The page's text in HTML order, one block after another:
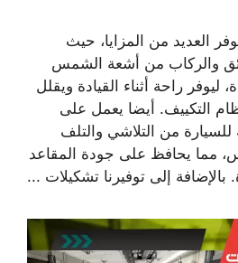
العديد من المزايا، حيث
والركاب من أشعة الشمس
ليوفر راحة أثناء القيادة ويقلل
التكييف. أيضا يعمل على
للسيارة من التلاشي والتلف
مما يحافظ على جودة المقاعد
بالإضافة إلى توفيرنا تشكيلات ...